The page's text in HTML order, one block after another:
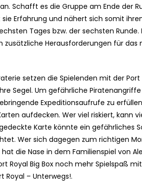
Schafft es die Gruppe am Ende der
Erfahrung und nähert sich somit
Tages bzw. der sechsten
zusätzliche Herausforderungen für das
setzen die Spielenden mit der Port
Segel. Um gefährliche
Expeditionsaufrufe zu
aufdecken. Wer viel riskiert, kann
Karte könnte ein gefährliches
Wer sich dagegen zum richtigen
die Nase in dem Familienspiel von
Royal Big Box noch mehr Spielspaß
Royal – Unterwegs!.